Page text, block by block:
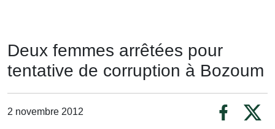
Deux femmes arrêtées pour
tentative de corruption à Bozoum
2 novembre 2012